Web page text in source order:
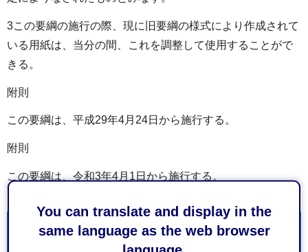
You can translate and display in the
same language as the web browser
3この要綱の施行の際、現に旧要綱の様式により作成されて
いる用紙は、当分の間、これを調整して使用することがで
きる。
附則
この要綱は、平成29年4月24日から施行する。
附則
この要綱は、令和3年4月1日から施行する。
お問い合わせ